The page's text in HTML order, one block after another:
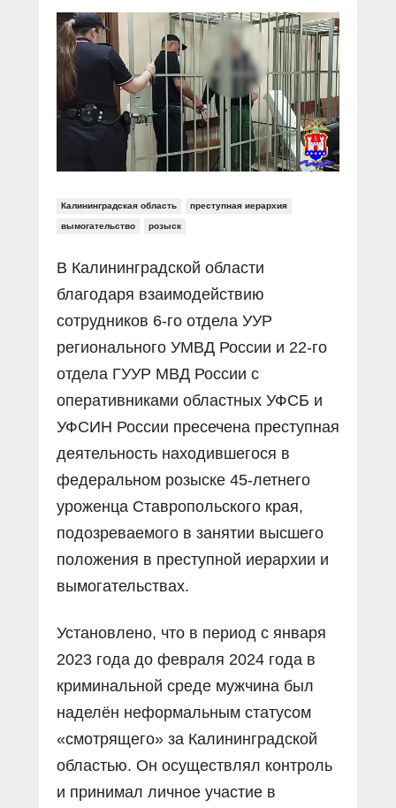
Документальные фильмы
В знании сила
Специальный репортаж
КиберПОСТОВОЙ
Газета «Щит и меч»
Журнал «Полиция России»
О ПОРТАЛЕ
Контакты
Вакансии
Калининградская область преступная иерархия
вымогательство розыск
В Калининградской области
благодаря взаимодействию
сотрудников 6-го отдела УУР
регионального УМВД России и 22-го
отдела ГУУР МВД России с
оперативниками областных УФСБ и
УФСИН России пресечена преступная
деятельность находившегося в
федеральном розыске 45-летнего
уроженца Ставропольского края,
подозреваемого в занятии высшего
положения в преступной иерархии и
вымогательствах.
Установлено, что в период с января
2023 года до февраля 2024 года в
криминальной среде мужчина был
наделён неформальным статусом
«смотрящего» за Калининградской
областью. Он осуществлял контроль
и принимал личное участие в